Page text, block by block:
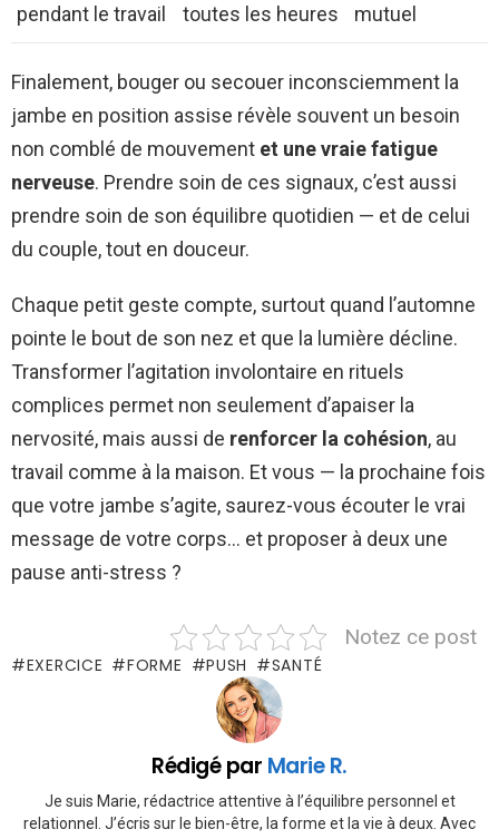
pendant le travail
toutes les heures
mutuel
Finalement, bouger ou secouer inconsciemment la
jambe en position assise révèle souvent un besoin
non comblé de mouvement et une vraie fatigue
nerveuse. Prendre soin de ces signaux, c’est aussi
prendre soin de son équilibre quotidien — et de celui
du couple, tout en douceur.
Chaque petit geste compte, surtout quand l’automne
pointe le bout de son nez et que la lumière décline.
Transformer l’agitation involontaire en rituels
complices permet non seulement d’apaiser la
nervosité, mais aussi de renforcer la cohésion, au
travail comme à la maison. Et vous — la prochaine fois
que votre jambe s’agite, saurez-vous écouter le vrai
message de votre corps… et proposer à deux une
pause anti-stress ?
Notez ce post
EXERCICE FORME PUSH SANTÉ
Rédigé par Marie R.
Je suis Marie, rédactrice attentive à l’équilibre personnel et
relationnel. J’écris sur le bien-être, la forme et la vie à deux. Avec